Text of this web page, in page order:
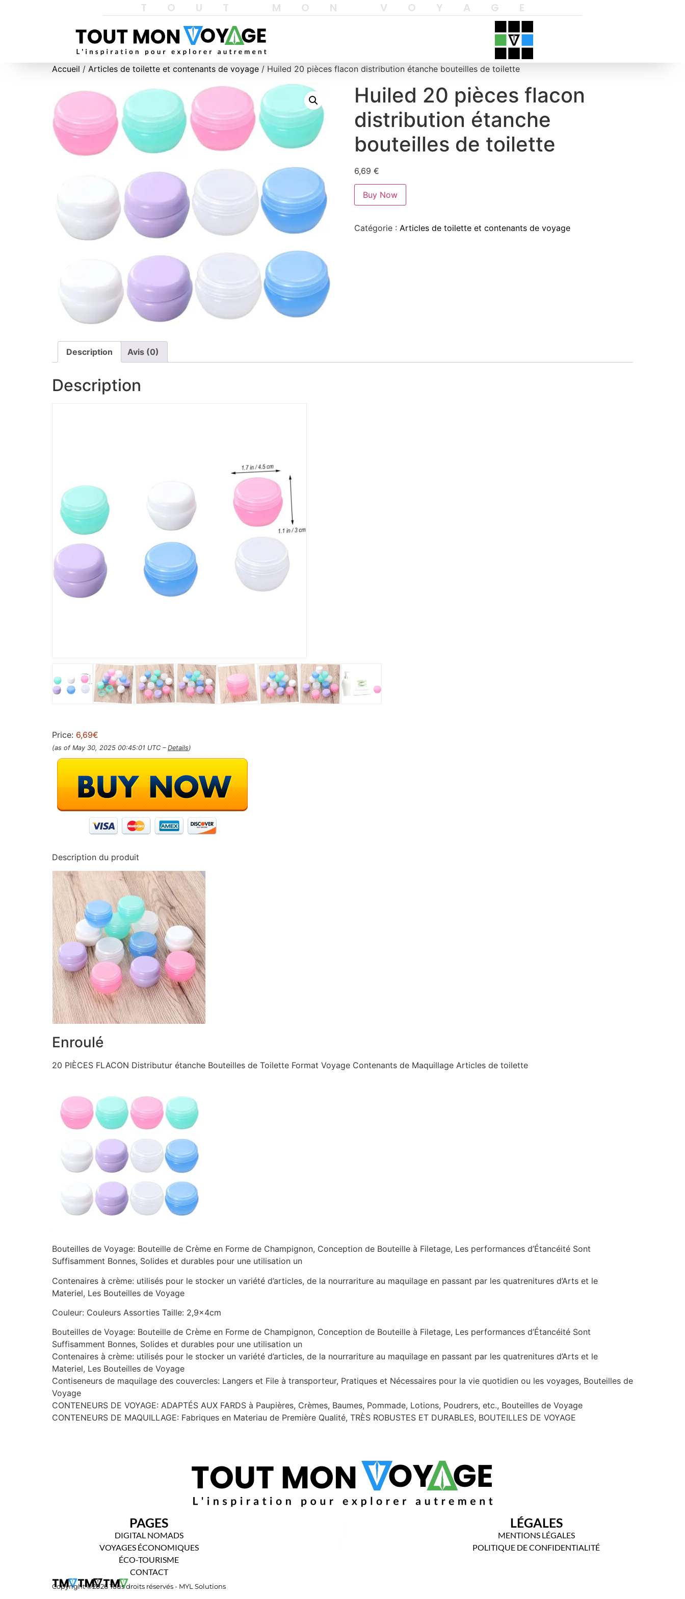
TOUT MON VOYAGE
Accueil / Articles de toilette et contenants de voyage / Huiled 20 pièces flacon distribution étanche bouteilles de toilette
Huiled 20 pièces flacon
distribution étanche
bouteilles de toilette
6,69 €
Buy Now
Catégorie : Articles de toilette et contenants de voyage
Description Avis (0)
Description
Price: 6,69€
(as of May 30, 2025 00:45:01 UTC – Details)
Description du produit
Enroulé
20 PIÈCES FLACON Distributur étanche Bouteilles de Toilette Format Voyage Contenants de Maquillage Articles de toilette
Bouteilles de Voyage: Bouteille de Crème en Forme de Champignon, Conception de Bouteille à Filetage, Les performances d’Étancéité Sont
Suffisamment Bonnes, Solides et durables pour une utilisation un
Contenaires à crème: utilisés pour le stocker un variété d’articles, de la nourrariture au maquilage en passant par les quatrenitures d’Arts et le
Materiel, Les Bouteilles de Voyage
Couleur: Couleurs Assorties Taille: 2,9x4cm
Bouteilles de Voyage: Bouteille de Crème en Forme de Champignon, Conception de Bouteille à Filetage, Les performances d’Étancéité Sont
Suffisamment Bonnes, Solides et durables pour une utilisation un
Contenaires à crème: utilisés pour le stocker un variété d’articles, de la nourrariture au maquilage en passant par les quatrenitures d’Arts et le
Materiel, Les Bouteilles de Voyage
Contiseneurs de maquilage des couvercles: Langers et File à transporteur, Pratiques et Nécessaires pour la vie quotidien ou les voyages, Bouteilles de
Voyage
CONTENEURS DE VOYAGE: ADAPTÉS AUX FARDS à Paupières, Crèmes, Baumes, Pommade, Lotions, Poudrers, etc., Bouteilles de Voyage
CONTENEURS DE MAQUILLAGE: Fabriques en Materiau de Première Qualité, TRÈS ROBUSTES ET DURABLES, BOUTEILLES DE VOYAGE
PAGES
DIGITAL NOMADS
VOYAGES ÉCONOMIQUES
ÉCO-TOURISME
CONTACT
LÉGALES
MENTIONS LÉGALES
POLITIQUE DE CONFIDENTIALITÉ
Copyright ©2026 Tous droits réservés - MYL Solutions